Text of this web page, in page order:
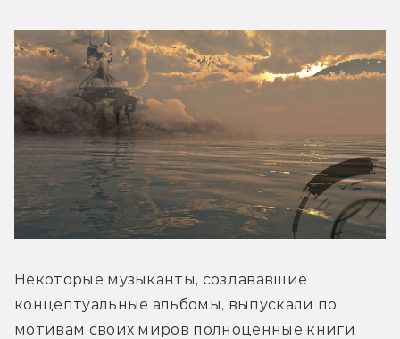
Некоторые музыканты, создававшие
концептуальные альбомы, выпускали по
мотивам своих миров полноценные книги